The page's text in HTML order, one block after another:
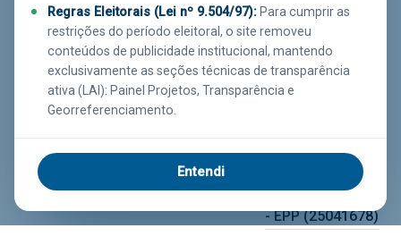
Regras Eleitorais (Lei nº 9.504/97):Para cumprir as
restrições do período eleitoral, o site removeu
conteúdos de publicidade institucional, mantendo
exclusivamente as seções técnicas de transparência
ativa (LAI): Painel Projetos, Transparência e
Georreferenciamento.
Entendi
EMOP R$ 1.248.000,00
SEGURANÇA
PÚBLICA
Estágio
EM EXECUÇÃO
RIO DE JANEIRO
ARTHEO
TECNICOS LTDA
- EPP (25041678)